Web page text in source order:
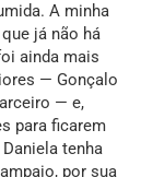
A minha
já não há
ainda mais
— Gonçalo
— e,
para ficarem
tenha
por sua